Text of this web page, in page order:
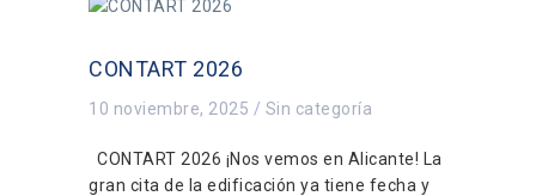
CONTART 2026
10 noviembre, 2025 / Sin categoría
CONTART 2026 ¡Nos vemos en Alicante! La
gran cita de la edificación ya tiene fecha y